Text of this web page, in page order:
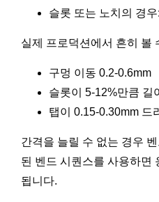
슬롯 또는 노치의 경
실제 프로덕션에서 흔히 볼
구멍 이동 0.2-0.6mm
슬롯이 5-12%만큼 길
탭이 0.15-0.30mm 드
간격을 늘릴 수 없는 경우
된 벤드 시퀀스를 사용하면
됩니다.